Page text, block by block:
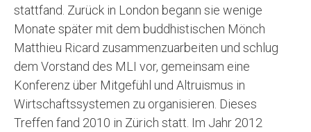
stattfand. Zurück in London begann sie wenige
Monate später mit dem buddhistischen Mönch
Matthieu Ricard zusammenzuarbeiten und schlug
dem Vorstand des MLI vor, gemeinsam eine
Konferenz über Mitgefühl und Altruismus in
Wirtschaftssystemen zu organisieren. Dieses
Treffen fand 2010 in Zürich statt. Im Jahr 2012